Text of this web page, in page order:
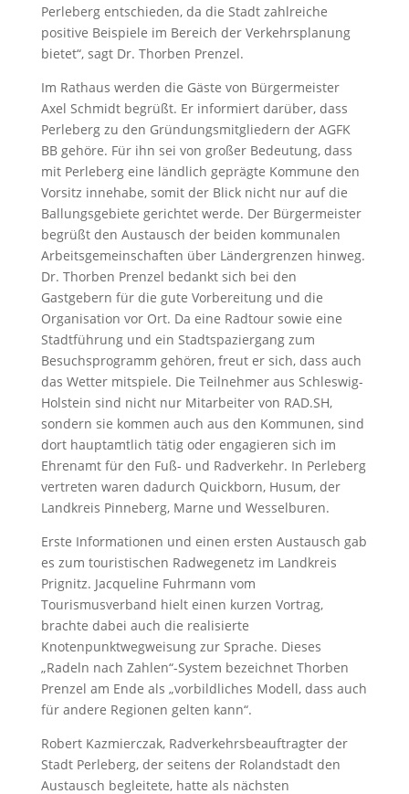
Perleberg entschieden, da die Stadt zahlreiche
positive Beispiele im Bereich der Verkehrsplanung
bietet“, sagt Dr. Thorben Prenzel.
Im Rathaus werden die Gäste von Bürgermeister
Axel Schmidt begrüßt. Er informiert darüber, dass
Perleberg zu den Gründungsmitgliedern der AGFK
BB gehöre. Für ihn sei von großer Bedeutung, dass
mit Perleberg eine ländlich geprägte Kommune den
Vorsitz innehabe, somit der Blick nicht nur auf die
Ballungsgebiete gerichtet werde. Der Bürgermeister
begrüßt den Austausch der beiden kommunalen
Arbeitsgemeinschaften über Ländergrenzen hinweg.
Dr. Thorben Prenzel bedankt sich bei den
Gastgebern für die gute Vorbereitung und die
Organisation vor Ort. Da eine Radtour sowie eine
Stadtführung und ein Stadtspaziergang zum
Besuchsprogramm gehören, freut er sich, dass auch
das Wetter mitspiele. Die Teilnehmer aus Schleswig-
Holstein sind nicht nur Mitarbeiter von RAD.SH,
sondern sie kommen auch aus den Kommunen, sind
dort hauptamtlich tätig oder engagieren sich im
Ehrenamt für den Fuß- und Radverkehr. In Perleberg
vertreten waren dadurch Quickborn, Husum, der
Landkreis Pinneberg, Marne und Wesselburen.
Erste Informationen und einen ersten Austausch gab
es zum touristischen Radwegenetz im Landkreis
Prignitz. Jacqueline Fuhrmann vom
Tourismusverband hielt einen kurzen Vortrag,
brachte dabei auch die realisierte
Knotenpunktwegweisung zur Sprache. Dieses
„Radeln nach Zahlen“-System bezeichnet Thorben
Prenzel am Ende als „vorbildliches Modell, dass auch
für andere Regionen gelten kann“.
Robert Kazmierczak, Radverkehrsbeauftragter der
Stadt Perleberg, der seitens der Rolandstadt den
Austausch begleitete, hatte als nächsten